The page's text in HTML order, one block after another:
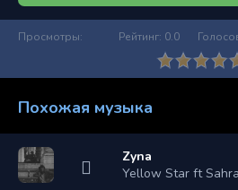
Просмотры: Рейтинг: 0.0
Похожая музыка
Zyna
Yellow Star ft